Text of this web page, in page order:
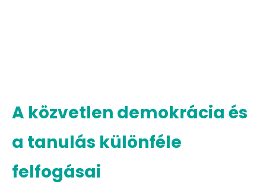
A közvetlen demokrácia és
a tanulás különféle
felfogásai